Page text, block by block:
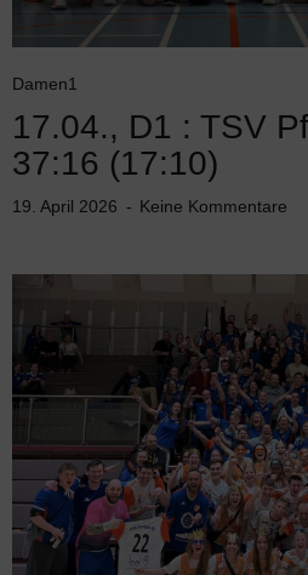
Damen1
17.04., D1 : TSV
37:16 (17:10)
19. April 2026 Keine Kommentare